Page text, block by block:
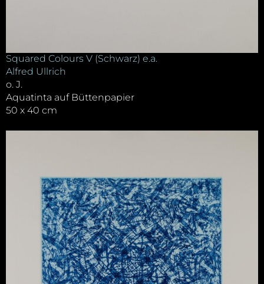
Squared Colours V (Schwarz) e.a.
Alfred Ullrich
o. J.
Aquatinta auf Büttenpapier
50 x 40 cm